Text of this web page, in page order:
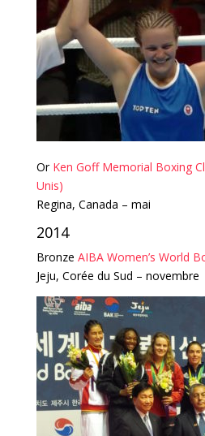
Or Ken Goff Memorial Boxing
Unis)
Regina, Canada – mai
2014
Bronze AIBA Women’s World
Jeju, Corée du Sud – novembre